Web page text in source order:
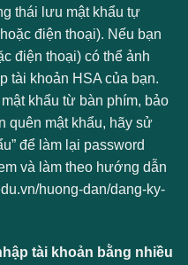
thái lưu mật khẩu tự
điện thoại). Nếu bạn
điện thoại) có thể ảnh
tài khoản HSA của bạn.
khẩu từ bàn phím, bảo
quên mật khẩu, hãy sử
để làm lại password
và làm theo hướng dẫn
huong-dan/dang-ky-
tài khoản bằng nhiều